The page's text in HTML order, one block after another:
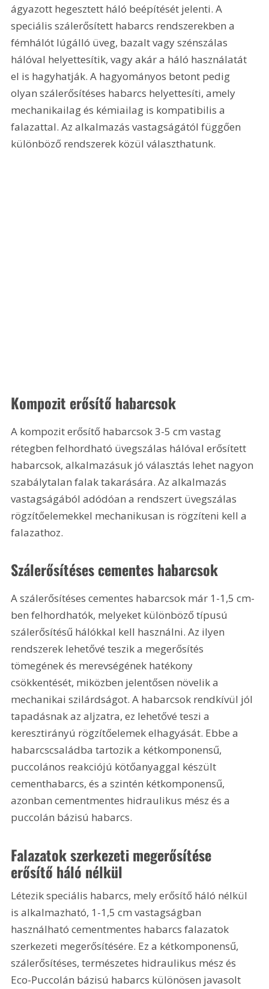
ágyazott hegesztett háló beépítését jelenti. A
speciális szálerősített habarcs rendszerekben a
fémhálót lúgálló üveg, bazalt vagy szénszálas
hálóval helyettesítik, vagy akár a háló használatát
el is hagyhatják. A hagyományos betont pedig
olyan szálerősítéses habarcs helyettesíti, amely
mechanikailag és kémiailag is kompatibilis a
falazattal. Az alkalmazás vastagságától függően
különböző rendszerek közül választhatunk.
Kompozit erősítő habarcsok
A kompozit erősítő habarcsok 3-5 cm vastag
rétegben felhordható üvegszálas hálóval erősített
habarcsok, alkalmazásuk jó választás lehet nagyon
szabálytalan falak takarására. Az alkalmazás
vastagságából adódóan a rendszert üvegszálas
rögzítőelemekkel mechanikusan is rögzíteni kell a
falazathoz.
Szálerősítéses cementes habarcsok
A szálerősítéses cementes habarcsok már 1-1,5 cm-
ben felhordhatók, melyeket különböző típusú
szálerősítésű hálókkal kell használni. Az ilyen
rendszerek lehetővé teszik a megerősítés
tömegének és merevségének hatékony
csökkentését, miközben jelentősen növelik a
mechanikai szilárdságot. A habarcsok rendkívül jól
tapadásnak az aljzatra, ez lehetővé teszi a
keresztirányú rögzítőelemek elhagyását. Ebbe a
habarcscsaládba tartozik a kétkomponensű,
puccolános reakciójú kötőanyaggal készült
cementhabarcs, és a szintén kétkomponensű,
azonban cementmentes hidraulikus mész és a
puccolán bázisú habarcs.
Falazatok szerkezeti megerősítése
erősítő háló nélkül
Létezik speciális habarcs, mely erősítő háló nélkül
is alkalmazható, 1-1,5 cm vastagságban
használható cementmentes habarcs falazatok
szerkezeti megerősítésére. Ez a kétkomponensű,
szálerősítéses, természetes hidraulikus mész és
Eco-Puccolán bázisú habarcs különösen javasolt